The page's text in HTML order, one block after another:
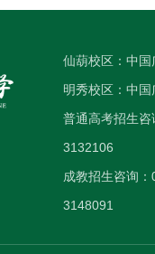
仙葫校区：中
明秀校区：中
普通高考招生
3132106
成教招生咨询
3148091